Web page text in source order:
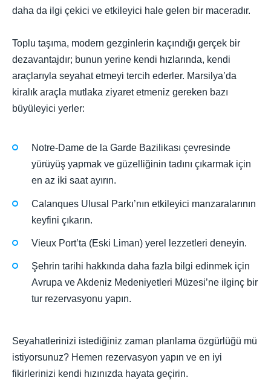
daha da ilgi çekici ve etkileyici hale gelen bir maceradır.
Toplu taşıma, modern gezginlerin kaçındığı gerçek bir
dezavantajdır; bunun yerine kendi hızlarında, kendi
araçlarıyla seyahat etmeyi tercih ederler. Marsilya’da
kiralık araçla mutlaka ziyaret etmeniz gereken bazı
büyüleyici yerler:
Notre-Dame de la Garde Bazilikası çevresinde
yürüyüş yapmak ve güzelliğinin tadını çıkarmak için
en az iki saat ayırın.
Calanques Ulusal Parkı’nın etkileyici manzaralarının
keyfini çıkarın.
Vieux Port’ta (Eski Liman) yerel lezzetleri deneyin.
Şehrin tarihi hakkında daha fazla bilgi edinmek için
Avrupa ve Akdeniz Medeniyetleri Müzesi’ne ilginç bir
tur rezervasyonu yapın.
Seyahatlerinizi istediğiniz zaman planlama özgürlüğü mü
istiyorsunuz? Hemen rezervasyon yapın ve en iyi
fikirlerinizi kendi hızınızda hayata geçirin.